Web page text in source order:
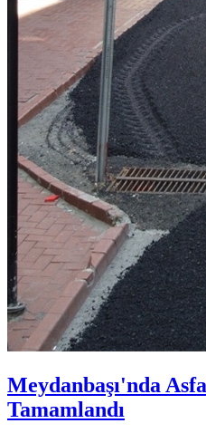
Meydanbaşı'nda
Tamamlandı